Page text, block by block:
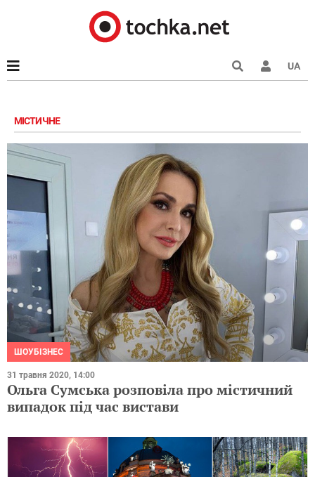
UA
МІСТИЧНЕ
ШОУБІЗНЕС
31 травня 2020, 14:00
Ольга Сумська розповіла про містичний
випадок під час вистави